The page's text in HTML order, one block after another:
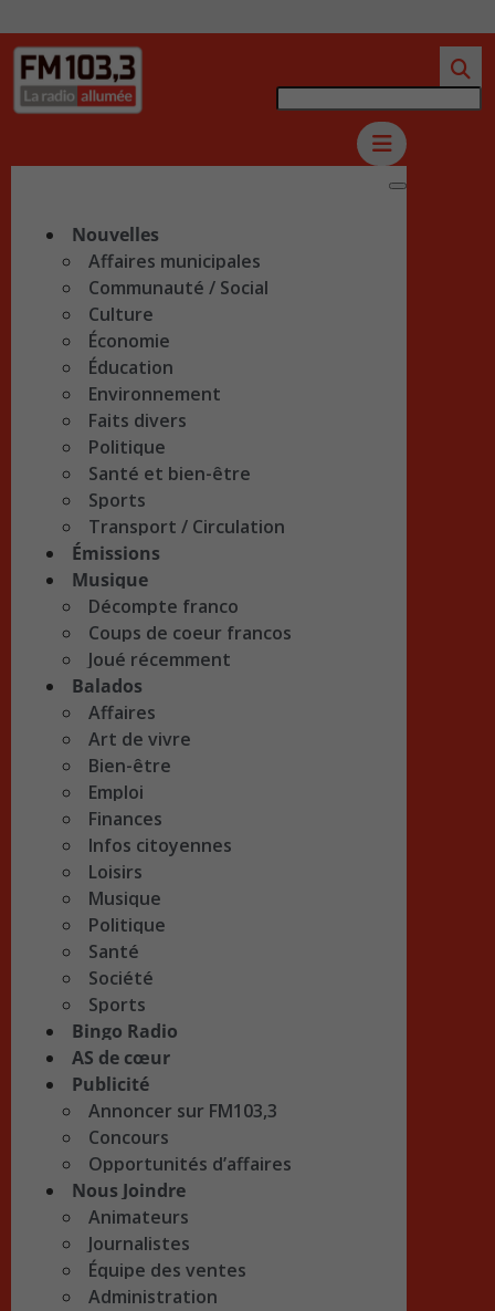
Nouvelles
Affaires municipales
Communauté / Social
Culture
Économie
Éducation
Environnement
Faits divers
Politique
Santé et bien-être
Sports
Transport / Circulation
Émissions
Musique
Décompte franco
Coups de coeur francos
Joué récemment
Balados
Affaires
Art de vivre
Bien-être
Emploi
Finances
Infos citoyennes
Loisirs
Musique
Politique
Santé
Société
Sports
Bingo Radio
AS de cœur
Publicité
Annoncer sur FM103,3
Concours
Opportunités d’affaires
Nous Joindre
Animateurs
Journalistes
Équipe des ventes
Administration